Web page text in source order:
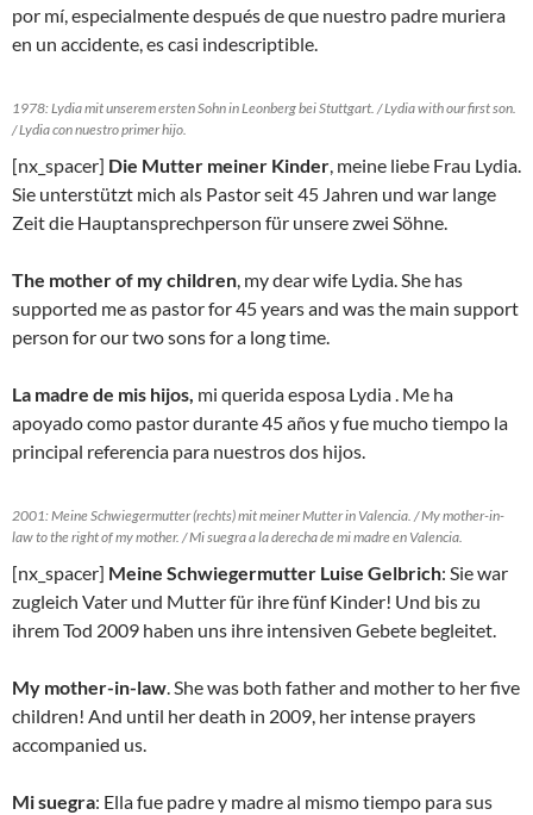
por mí, especialmente después de que nuestro padre muriera
en un accidente, es casi indescriptible.
1978: Lydia mit unserem ersten Sohn in Leonberg bei Stuttgart. / Lydia with our first son.
/ Lydia con nuestro primer hijo.
[nx_spacer] Die Mutter meiner Kinder, meine liebe Frau Lydia.
Sie unterstützt mich als Pastor seit 45 Jahren und war lange
Zeit die Hauptansprechperson für unsere zwei Söhne.
The mother of my children, my dear wife Lydia. She has
supported me as pastor for 45 years and was the main support
person for our two sons for a long time.
La madre de mis hijos, mi querida esposa Lydia . Me ha
apoyado como pastor durante 45 años y fue mucho tiempo la
principal referencia para nuestros dos hijos.
2001: Meine Schwiegermutter (rechts) mit meiner Mutter in Valencia. / My mother-in-
law to the right of my mother. / Mi suegra a la derecha de mi madre en Valencia.
[nx_spacer] Meine Schwiegermutter Luise Gelbrich: Sie war
zugleich Vater und Mutter für ihre fünf Kinder! Und bis zu
ihrem Tod 2009 haben uns ihre intensiven Gebete begleitet.
My mother-in-law. She was both father and mother to her five
children! And until her death in 2009, her intense prayers
accompanied us.
Mi suegra: Ella fue padre y madre al mismo tiempo para sus